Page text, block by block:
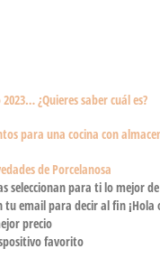
¿Quieres saber cuál es?
para una cocina con
de Porcelanosa
seleccionan para ti lo mejor
tu email para decir al fin
precio
favorito